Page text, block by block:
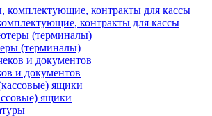
контракты для кассы
(терминалы)
и документов
ящики